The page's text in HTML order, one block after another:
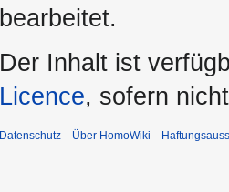
bearbeitet.
Der Inhalt ist
Licence, sofern
Datenschutz Über HomoWiki